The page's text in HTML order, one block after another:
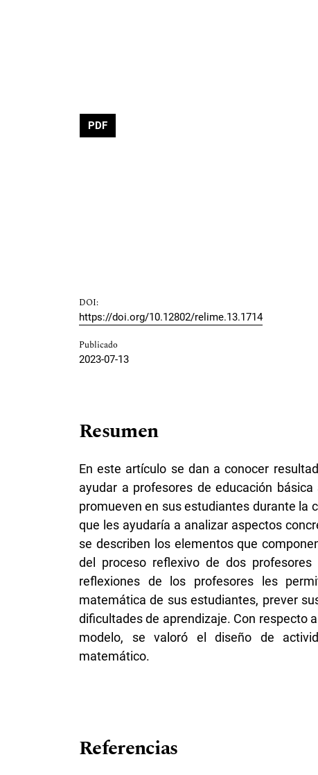
PDF
DOI:
https://doi.org/10.12802/relime.13.1714
Publicado
2023-07-13
Resumen
En este artículo se dan a conocer
ayudar a profesores de educación
promueven en sus estudiantes durante la
que les ayudaría a analizar aspectos
se describen los elementos que
del proceso reflexivo de dos
reflexiones de los profesores les
matemática de sus estudiantes, prever
dificultades de aprendizaje. Con respecto
modelo, se valoró el diseño de
matemático.
Referencias